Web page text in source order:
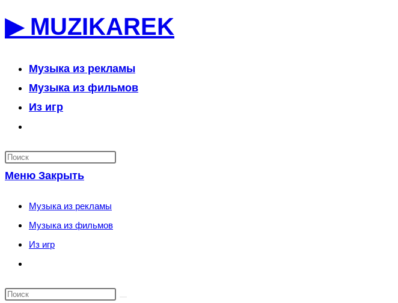
к▶ MUZIKAREK
Музыка из рекламы
Музыка из фильмов
Из игр
по
веб-
сайту
Меню Закрыть
Музыка из рекламы
Музыка из фильмов
Из игр
по